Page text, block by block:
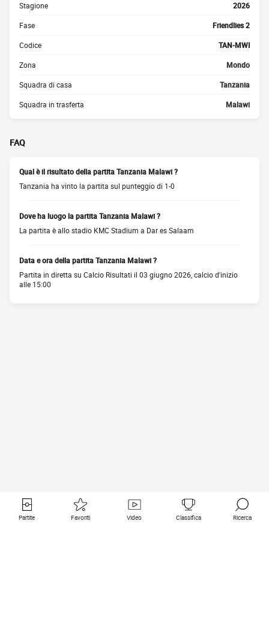
Stagione 2026
Fase Friendlies 2
Codice TAN-MWI
Zona Mondo
Squadra di casa Tanzania
Squadra in trasferta Malawi
FAQ
Qual è il risultato della partita Tanzania Malawi ?
Tanzania ha vinto la partita sul punteggio di 1-0
Dove ha luogo la partita Tanzania Malawi ?
La partita è allo stadio KMC Stadium a Dar es Salaam
Data e ora della partita Tanzania Malawi ?
Partita in diretta su Calcio Risultati il 03 giugno 2026, calcio d'inizio
alle 15:00
Partite Favoriti Video Classifica Ricerca